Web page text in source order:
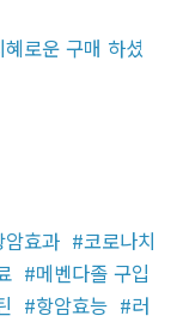
로운 구매 하셨
암효과 #코로나치
#메벤다졸 구입
#항암효능 #러